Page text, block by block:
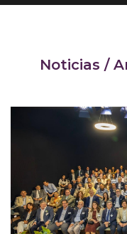
Noticias /